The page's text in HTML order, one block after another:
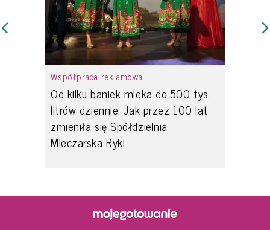
Współpraca reklamowa
Od kilku baniek mleka do 500 tys.
litrów dziennie. Jak przez 100 lat
zmieniła się Spółdzielnia
Mleczarska Ryki